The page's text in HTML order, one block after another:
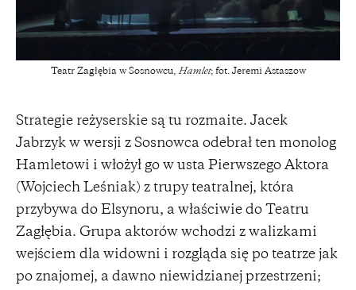
Teatr Zagłębia w Sosnowcu, Hamlet; fot. Jeremi Astaszow
Strategie reżyserskie są tu rozmaite. Jacek
Jabrzyk w wersji z Sosnowca odebrał ten monolog
Hamletowi i włożył go w usta Pierwszego Aktora
(Wojciech Leśniak) z trupy teatralnej, która
przybywa do Elsynoru, a właściwie do Teatru
Zagłębia. Grupa aktorów wchodzi z walizkami
wejściem dla widowni i rozgląda się po teatrze jak
po znajomej, a dawno niewidzianej przestrzeni;